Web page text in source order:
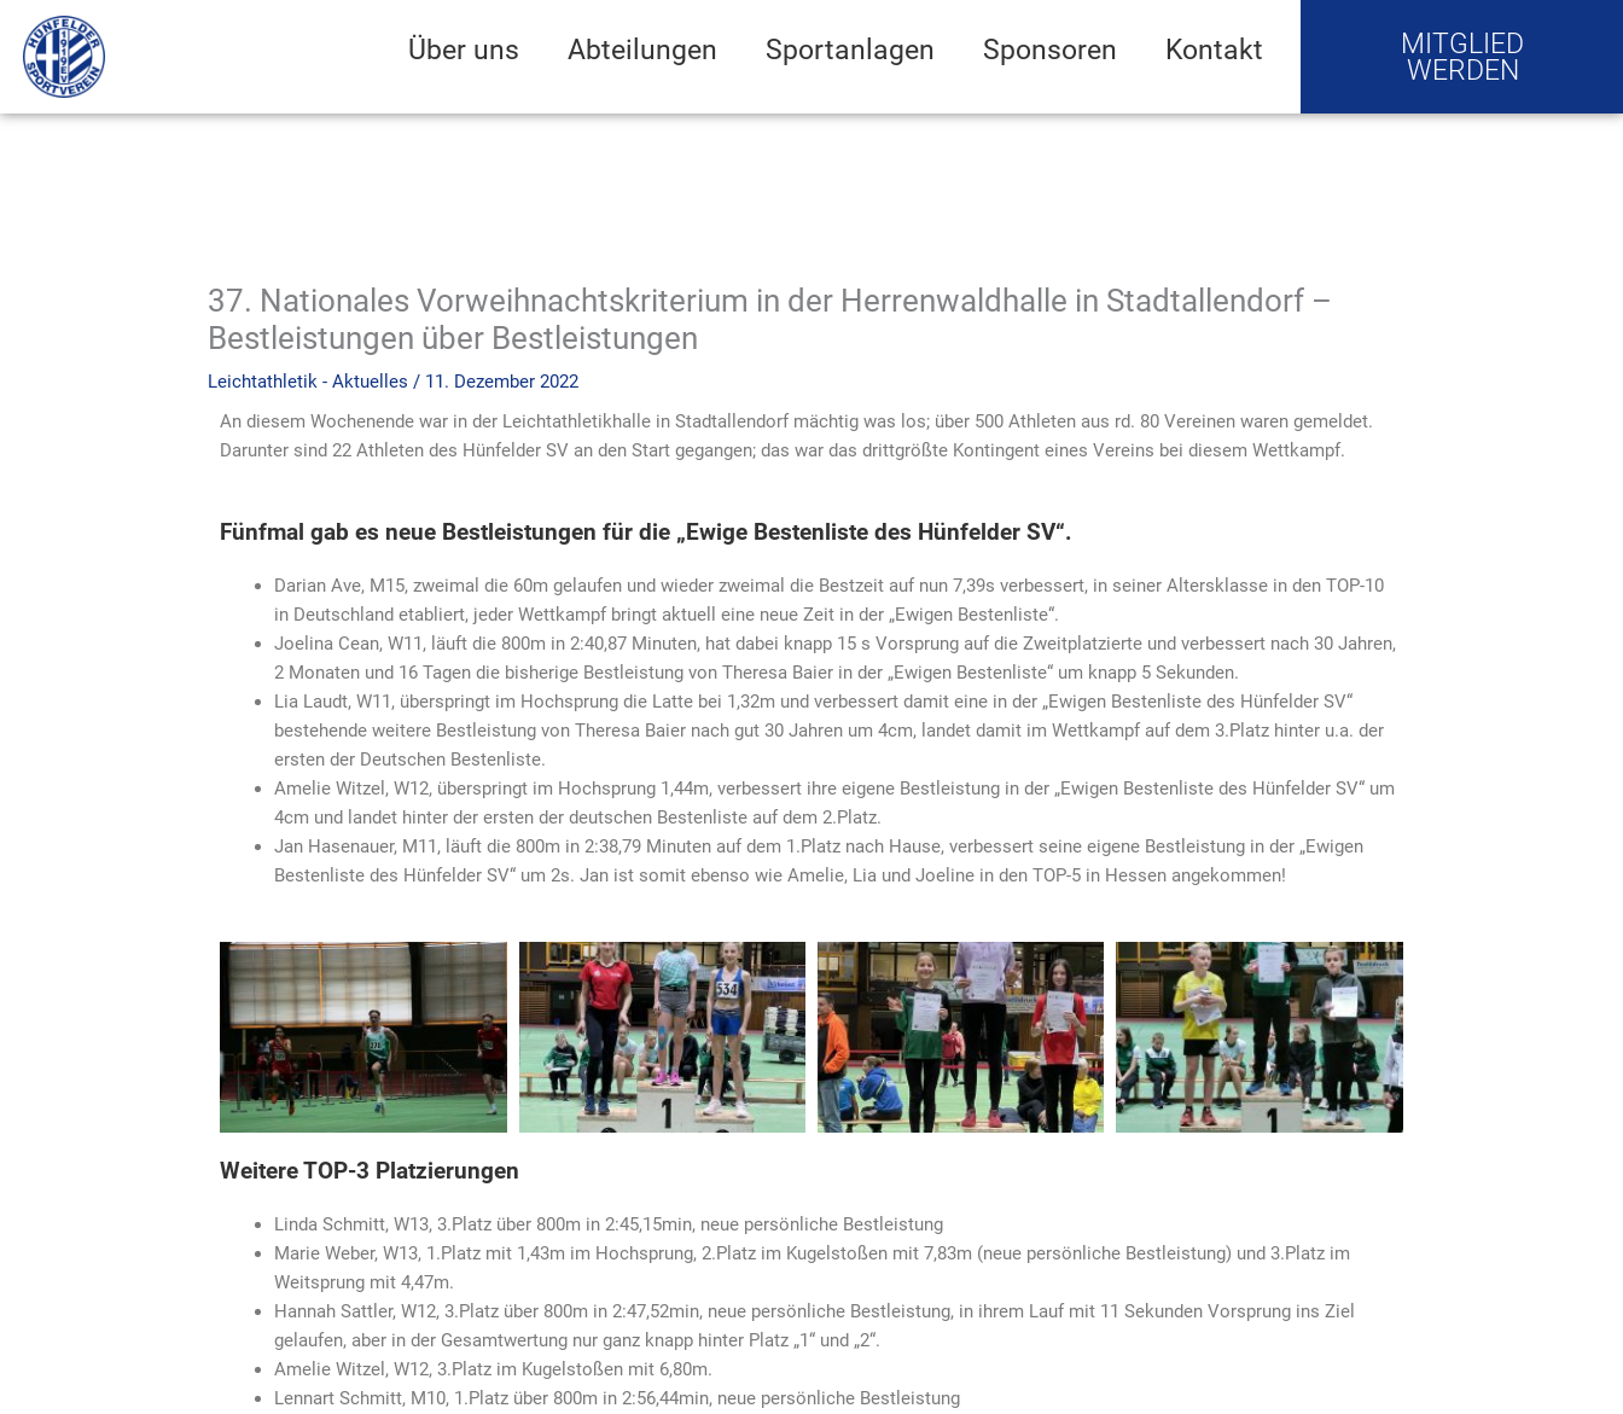
Inhalt
springen
Über uns Abteilungen Sportanlagen Sponsoren Kontakt
MITGLIED
WERDEN
37. Nationales Vorweihnachtskriterium in der Herrenwaldhalle in Stadtallendorf –
Bestleistungen über Bestleistungen
Leichtathletik - Aktuelles / 11. Dezember 2022
An diesem Wochenende war in der Leichtathletikhalle in Stadtallendorf mächtig was los; über 500 Athleten aus rd. 80 Vereinen waren gemeldet.
Darunter sind 22 Athleten des Hünfelder SV an den Start gegangen; das war das drittgrößte Kontingent eines Vereins bei diesem Wettkampf.
Fünfmal gab es neue Bestleistungen für die „Ewige Bestenliste des Hünfelder SV“.
Darian Ave, M15, zweimal die 60m gelaufen und wieder zweimal die Bestzeit auf nun 7,39s verbessert, in seiner Altersklasse in den TOP-10
in Deutschland etabliert, jeder Wettkampf bringt aktuell eine neue Zeit in der „Ewigen Bestenliste“.
Joelina Cean, W11, läuft die 800m in 2:40,87 Minuten, hat dabei knapp 15 s Vorsprung auf die Zweitplatzierte und verbessert nach 30 Jahren,
2 Monaten und 16 Tagen die bisherige Bestleistung von Theresa Baier in der „Ewigen Bestenliste“ um knapp 5 Sekunden.
Lia Laudt, W11, überspringt im Hochsprung die Latte bei 1,32m und verbessert damit eine in der „Ewigen Bestenliste des Hünfelder SV“
bestehende weitere Bestleistung von Theresa Baier nach gut 30 Jahren um 4cm, landet damit im Wettkampf auf dem 3.Platz hinter u.a. der
ersten der Deutschen Bestenliste.
Amelie Witzel, W12, überspringt im Hochsprung 1,44m, verbessert ihre eigene Bestleistung in der „Ewigen Bestenliste des Hünfelder SV“ um
4cm und landet hinter der ersten der deutschen Bestenliste auf dem 2.Platz.
Jan Hasenauer, M11, läuft die 800m in 2:38,79 Minuten auf dem 1.Platz nach Hause, verbessert seine eigene Bestleistung in der „Ewigen
Bestenliste des Hünfelder SV“ um 2s. Jan ist somit ebenso wie Amelie, Lia und Joeline in den TOP-5 in Hessen angekommen!
Weitere TOP-3 Platzierungen
Linda Schmitt, W13, 3.Platz über 800m in 2:45,15min, neue persönliche Bestleistung
Marie Weber, W13, 1.Platz mit 1,43m im Hochsprung, 2.Platz im Kugelstoßen mit 7,83m (neue persönliche Bestleistung) und 3.Platz im
Weitsprung mit 4,47m.
Hannah Sattler, W12, 3.Platz über 800m in 2:47,52min, neue persönliche Bestleistung, in ihrem Lauf mit 11 Sekunden Vorsprung ins Ziel
gelaufen, aber in der Gesamtwertung nur ganz knapp hinter Platz „1“ und „2“.
Amelie Witzel, W12, 3.Platz im Kugelstoßen mit 6,80m.
Lennart Schmitt, M10, 1.Platz über 800m in 2:56,44min, neue persönliche Bestleistung